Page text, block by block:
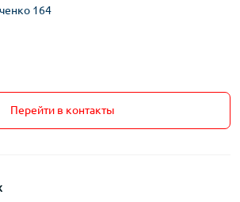
164
Перейти в контакты